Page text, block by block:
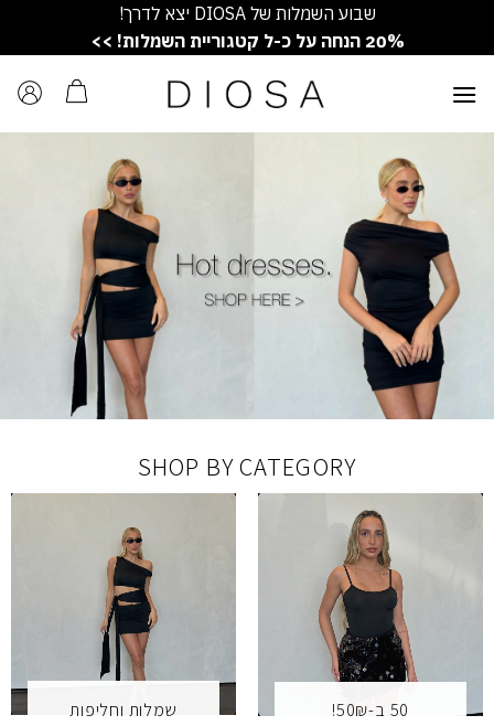
שבוע השמלות של DIOSA יצא לדרך!
20% הנחה על כ-ל קטגוריית השמלות! >>
SHOP BY CATEGORY
שמלות וחליפות 50 ב-50₪!